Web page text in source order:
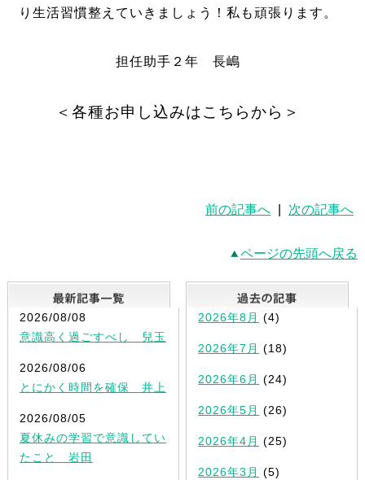
り生活習慣整えていきましょう！私も頑張ります。
担任助手２年 長嶋
＜各種お申し込みはこちらから＞
前の記事へ 次の記事へ
ページの先頭へ戻る
最新記事一覧
2026/08/08
意識高く過ごすべし 兒玉
2026/08/06
とにかく時間を確保 井上
2026/08/05
夏休みの学習で意識してい
たこと 岩田
2026年8月 (4)
2026年7月 (18)
2026年6月 (24)
2026年5月 (26)
2026年4月 (25)
2026年3月 (5)